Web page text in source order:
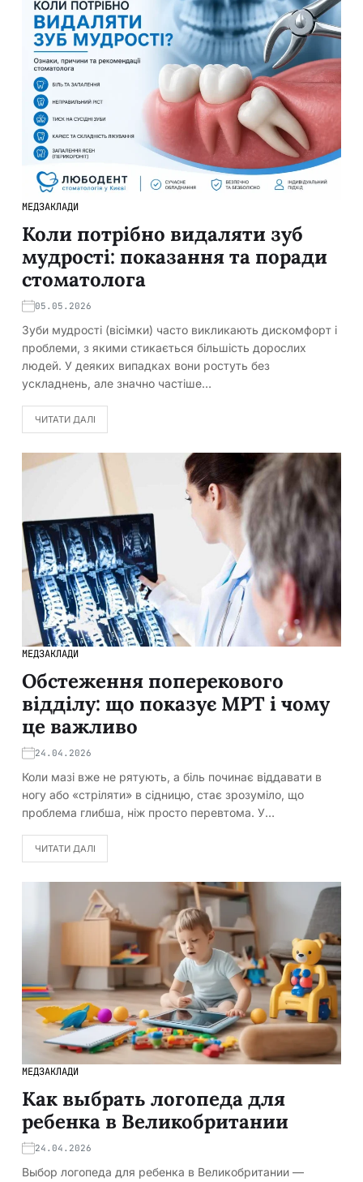
МЕДЗАКЛАДИ
Коли потрібно видаляти зуб
мудрості: показання та поради
стоматолога
05.05.2026
Зуби мудрості (вісімки) часто викликають дискомфорт і
проблеми, з якими стикається більшість дорослих
людей. У деяких випадках вони ростуть без
ускладнень, але значно частіше…
ЧИТАТИ ДАЛІ
МЕДЗАКЛАДИ
Обстеження поперекового
відділу: що показує МРТ і чому
це важливо
24.04.2026
Коли мазі вже не рятують, а біль починає віддавати в
ногу або «стріляти» в сідницю, стає зрозуміло, що
проблема глибша, ніж просто перевтома. У…
ЧИТАТИ ДАЛІ
МЕДЗАКЛАДИ
Как выбрать логопеда для
ребенка в Великобритании
24.04.2026
Выбор логопеда для ребенка в Великобритании —